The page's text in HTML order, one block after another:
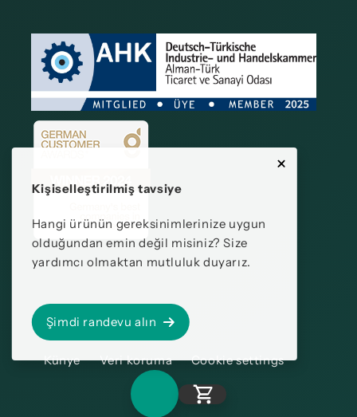
Kişiselleştirilmiş tavsiye
Hangi ürünün gereksinimlerinize uygun
olduğundan emin değil misiniz? Size
yardımcı olmaktan mutluluk duyarız.
Şimdi randevu alın
Künye Veri koruma Cookie settings